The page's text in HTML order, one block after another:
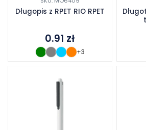
Długopis z RPET RIO RPET
0.91 zł
+3